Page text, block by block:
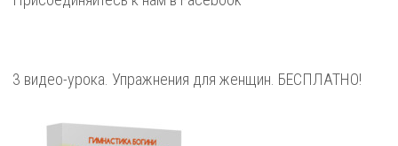
3 видео-урока. Упражнения для женщин. БЕСПЛАТНО!